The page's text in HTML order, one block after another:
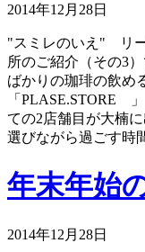
2014年12月28日
"スミレのいえ" リ
所のご紹介（その3
ばかりの珈琲の飲め
「PLASE.STORE
ての2店舗目が大楠
選びながら過ごす時
年末年始
2014年12月28日